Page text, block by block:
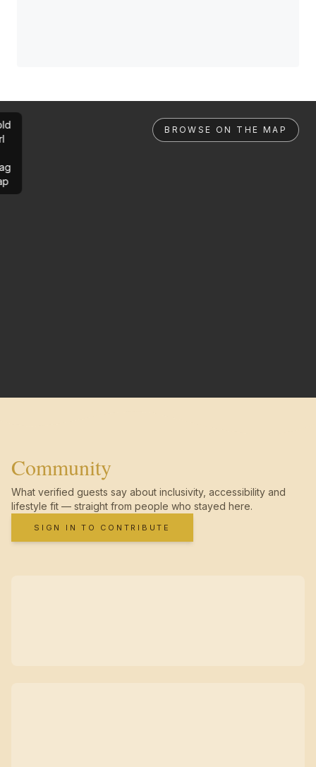
BROWSE ON THE MAP
Community
What verified guests say about inclusivity, accessibility and
lifestyle fit — straight from people who stayed here.
SIGN IN TO CONTRIBUTE